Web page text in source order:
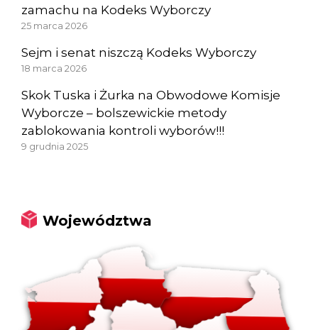
zamachu na Kodeks Wyborczy
25 marca 2026
Sejm i senat niszczą Kodeks Wyborczy
18 marca 2026
Skok Tuska i Żurka na Obwodowe Komisje
Wyborcze – bolszewickie metody
zablokowania kontroli wyborów!!!
9 grudnia 2025
Województwa